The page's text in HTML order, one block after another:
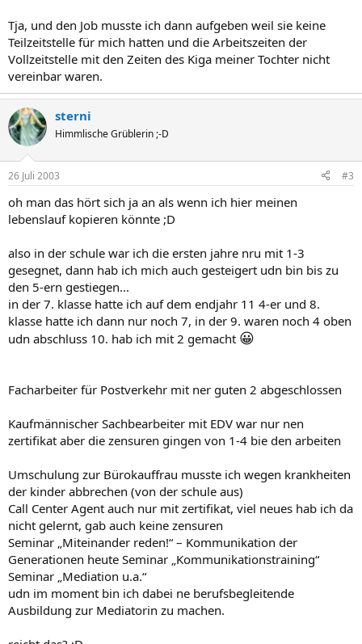
Tja, und den Job musste ich dann aufgeben weil sie keine
Teilzeitstelle für mich hatten und die Arbeitszeiten der
Vollzeitstelle mit den Zeiten des Kiga meiner Tochter nicht
vereinbar waren.
sterni
Himmlische Grüblerin ;-D
26 Juli 2003 #3
oh man das hört sich ja an als wenn ich hier meinen
lebenslauf kopieren könnte ;D
also in der schule war ich die ersten jahre nru mit 1-3
gesegnet, dann hab ich mich auch gesteigert udn bin bis zu
den 5-ern gestiegen...
in der 7. klasse hatte ich auf dem endjahr 11 4-er und 8.
klasse hatte ich dann nur noch 7, in der 9. waren noch 4 oben
udn abschluss 10. hab ich mit 2 gemacht 😀
Facharbeiter für Postverkehr mit ner guten 2 abgeschlossen
Kaufmännischer Sachbearbeiter mit EDV war nur nen
zertifikat aber die zensuren gingen von 1-4 bie den arbeiten
Umschulung zur Bürokauffrau musste ich wegen krankheiten
der kinder abbrechen (von der schule aus)
Call Center Agent auch nur mit zertifikat, viel neues hab ich da
nicht gelernt, gab auch keine zensuren
Seminar „Miteinander reden!“ – Kommunikation der
Generationen heute Seminar „Kommunikationstraining“
Seminar „Mediation u.a.“
udn im moment bin ich dabei ne berufsbegleitende
Ausbildung zur Mediatorin zu machen.